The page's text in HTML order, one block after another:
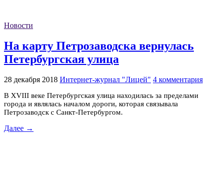
Новости
На карту Петрозаводска вернулась
Петербургская улица
28 декабря 2018 Интернет-журнал "Лицей" 4 комментария
В XVIII веке Петербургская улица находилась за пределами
города и являлась началом дороги, которая связывала
Петрозаводск с Санкт-Петербургом.
Далее →